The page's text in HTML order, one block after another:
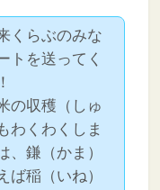
くらぶのみな
トを送ってく
の収穫（しゅ
わくわくしま
、鎌（かま）
ば稲（いね）